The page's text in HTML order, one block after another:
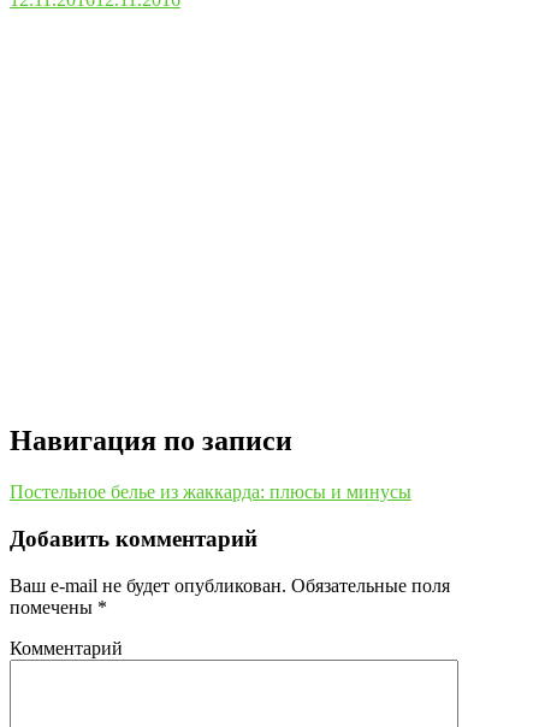
Навигация по записи
Постельное белье из жаккарда: плюсы и минусы
Добавить комментарий
Ваш e-mail не будет опубликован. Обязательные поля
помечены *
Комментарий